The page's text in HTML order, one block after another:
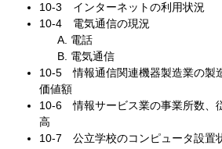
10-3 インターネットの利用状況
10-4 電気通信の現況
電話
電気通信
10-5 情報通信関連機器製造業の製
価値額
10-6 情報サービス業の事業所数、
高
10-7 公立学校のコンピュータ設置